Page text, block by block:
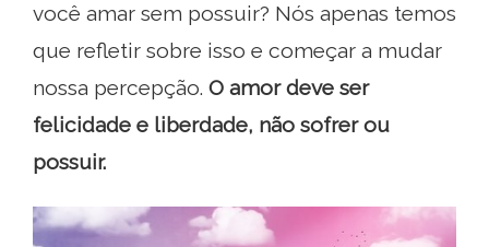
você amar sem possuir? Nós apenas temos
que refletir sobre isso e começar a mudar
nossa percepção. O amor deve ser
felicidade e liberdade, não sofrer ou
possuir.